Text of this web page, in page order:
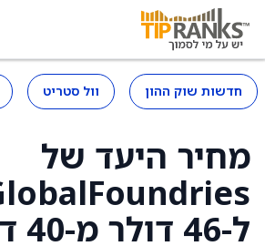
חדשות שוק ההון וול סטריט
מחיר היעד של
ל-